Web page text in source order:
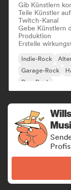
Gib Künstlern
Teile Künstler
Twitch-Kanal
Gebe Künstlern
Produktion
Erstelle
Indie-Rock
Garage-Rock
Pop-Rock